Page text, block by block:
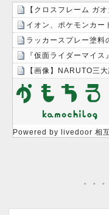
ラッカースプレー塗料
Powered by livedoor 相